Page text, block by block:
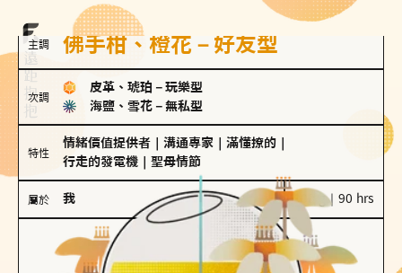
主調 佛手柑、橙花－好友型
次調
皮革、琥珀 － 玩樂型
海鹽、雪花 － 無私型
特性
情緒價值提供者 溝通專家 滿懂撩的
行走的發電機
聖母情節
屬於 我 100 g｜90 hrs
好友型
佛手柑、橙花